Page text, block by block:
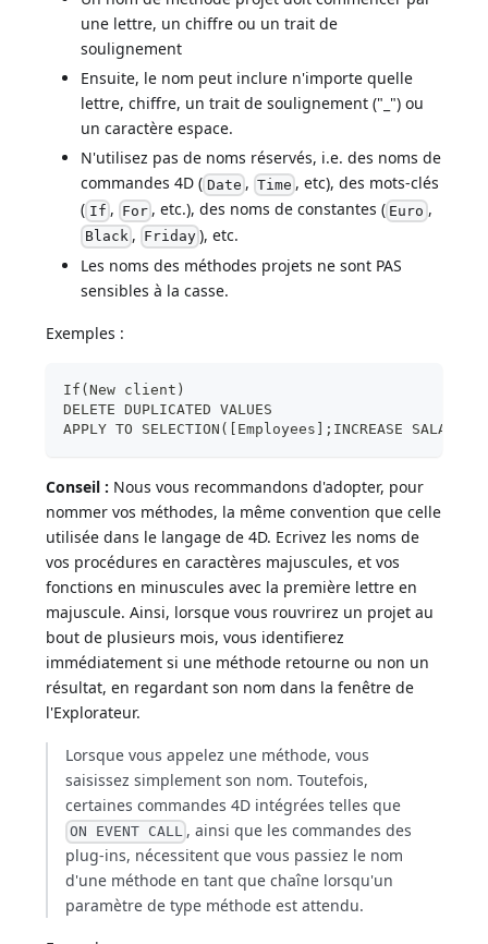
une lettre, un chiffre ou un trait de
soulignement
Ensuite, le nom peut inclure n'importe quelle
lettre, chiffre, un trait de soulignement ("_") ou
un caractère espace.
N'utilisez pas de noms réservés, i.e. des noms de
commandes 4D ( Date , Time , etc), des mots-clés
( If , For , etc.), des noms de constantes ( Euro ,
Black , Friday ), etc.
Les noms des méthodes projets ne sont PAS
sensibles à la casse.
Exemples :
If(New client)
DELETE DUPLICATED VALUES
APPLY TO SELECTION([Employees];INCREASE
Conseil : Nous vous recommandons d'adopter, pour
nommer vos méthodes, la même convention que celle
utilisée dans le langage de 4D. Ecrivez les noms de
vos procédures en caractères majuscules, et vos
fonctions en minuscules avec la première lettre en
majuscule. Ainsi, lorsque vous rouvrirez un projet au
bout de plusieurs mois, vous identifierez
immédiatement si une méthode retourne ou non un
résultat, en regardant son nom dans la fenêtre de
l'Explorateur.
Lorsque vous appelez une méthode, vous
saisissez simplement son nom. Toutefois,
certaines commandes 4D intégrées telles que
ON EVENT CALL , ainsi que les commandes des
plug-ins, nécessitent que vous passiez le nom
d'une méthode en tant que chaîne lorsqu'un
paramètre de type méthode est attendu.